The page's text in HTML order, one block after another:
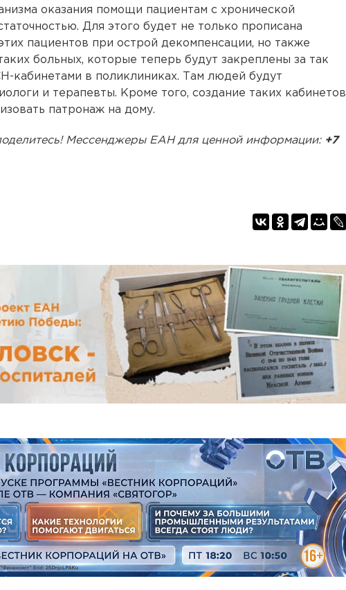
оказания помощи пациентам с хронической
Для этого будет не только прописана
пациентов при острой декомпенсации, но также
больных, которые теперь будут закреплены за так
кабинетами в поликлиниках. Там людей будут
и терапевты. Кроме того, создание таких кабинетов
патронаж на дому.
Мессенджеры ЕАН для ценной информации: +7